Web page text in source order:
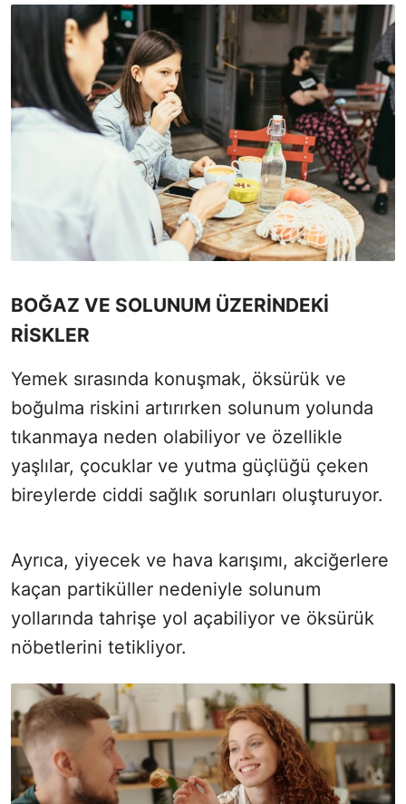
BOĞAZ VE SOLUNUM ÜZERİNDEKİ
RİSKLER
Yemek sırasında konuşmak, öksürük ve
boğulma riskini artırırken solunum yolunda
tıkanmaya neden olabiliyor ve özellikle
yaşlılar, çocuklar ve yutma güçlüğü çeken
bireylerde ciddi sağlık sorunları oluşturuyor.
Ayrıca, yiyecek ve hava karışımı, akciğerlere
kaçan partiküller nedeniyle solunum
yollarında tahrişe yol açabiliyor ve öksürük
nöbetlerini tetikliyor.